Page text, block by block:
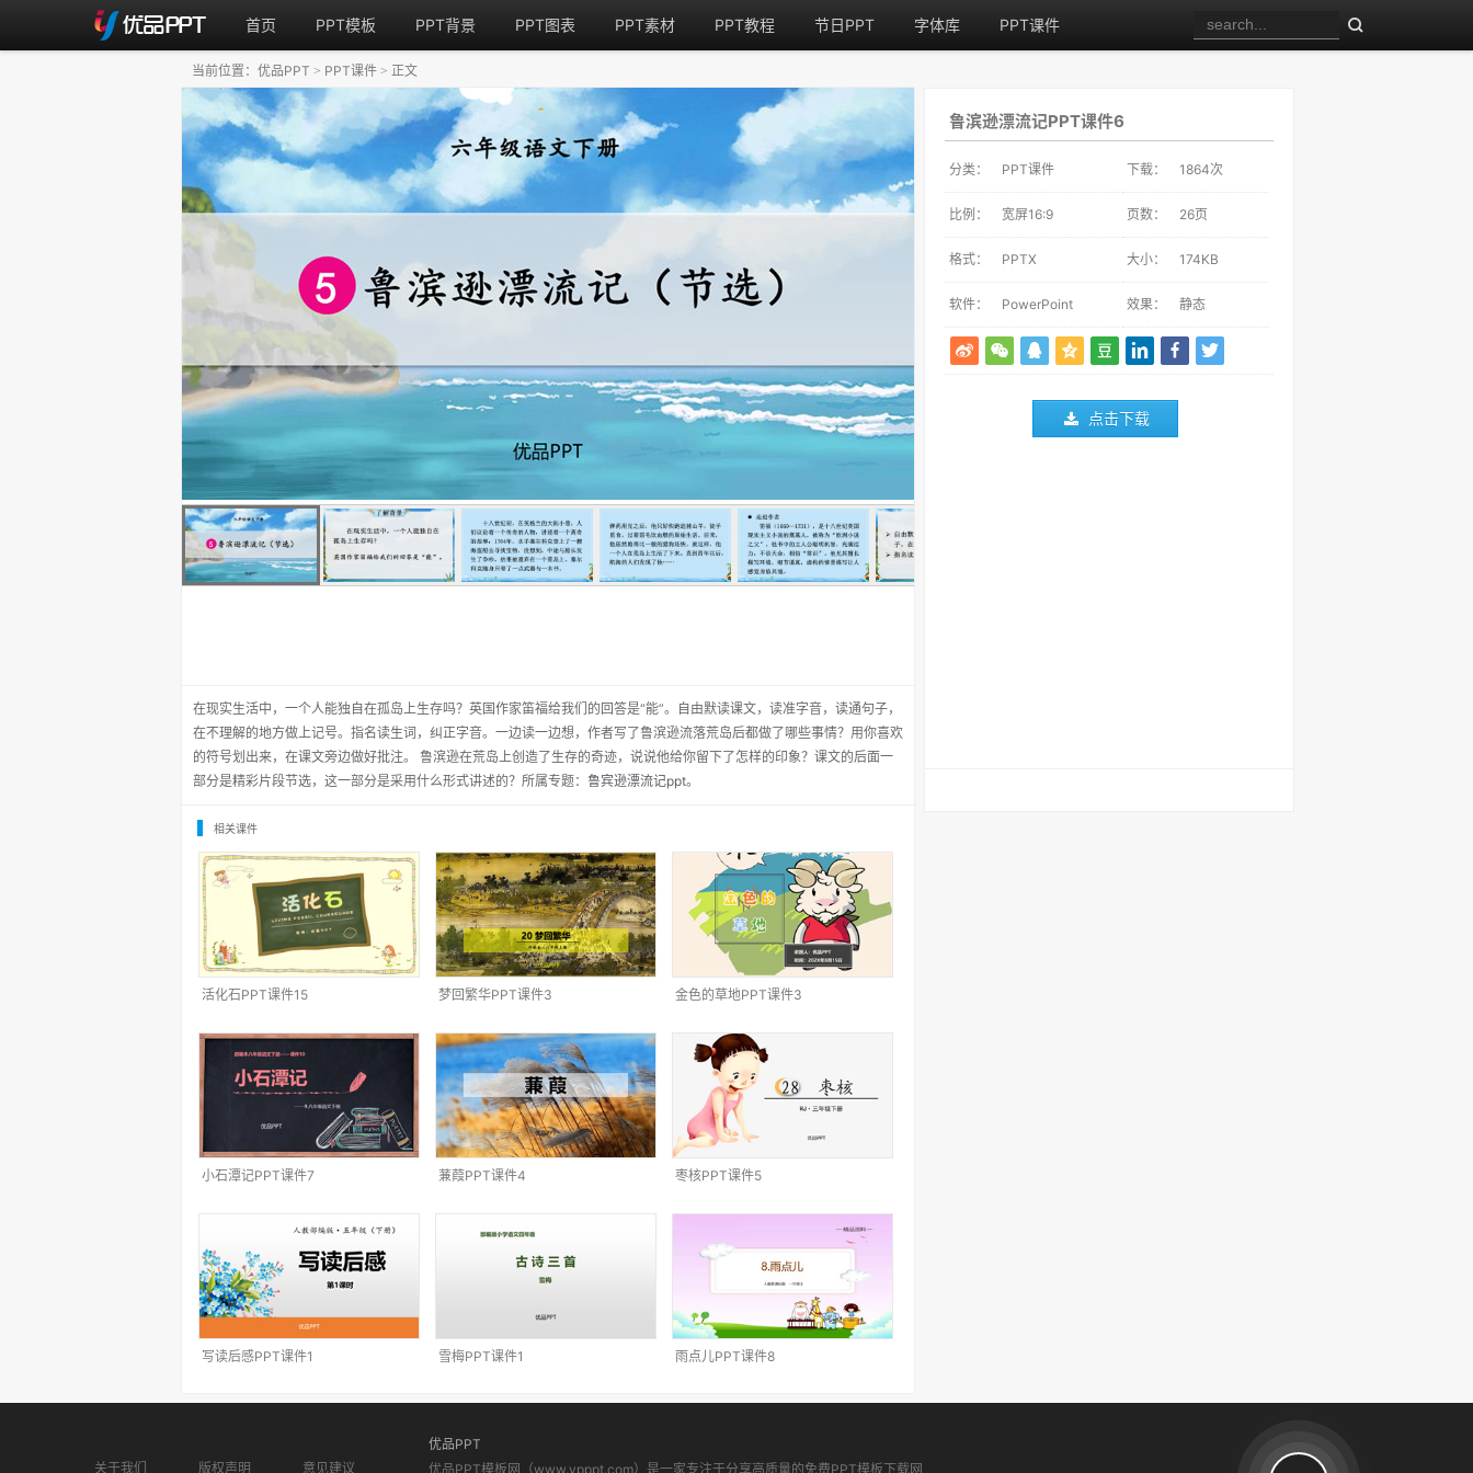
首页 PPT模板 PPT背景 PPT图表 PPT素材 PPT教程 节日PPT 字体库 PPT课件
鲁滨逊漂流记PPT课件6
分类： PPT课件 下载： 1864次
比例： 宽屏16:9 页数： 26页
格式： PPTX 大小： 174KB
软件： PowerPoint 效果： 静态
点击下载
在现实生活中，一个人能独自在孤岛上生存吗？英国作家笛福给我们的回答是“能”。自由默读课文，读准字音，读通句子，
在不理解的地方做上记号。指名读生词，纠正字音。一边读一边想，作者写了鲁滨逊流落荒岛后都做了哪些事情？用你喜欢
的符号划出来，在课文旁边做好批注。 鲁滨逊在荒岛上创造了生存的奇迹，说说他给你留下了怎样的印象？课文的后面一
部分是精彩片段节选，这一部分是采用什么形式讲述的？所属专题： 鲁宾逊漂流记ppt。
当前位置： 优品PPT > PPT课件 > 正文
相关课件
活化石PPT课件15 梦回繁华PPT课件3 金色的草地PPT课件3
小石潭记PPT课件7 蒹葭PPT课件4 枣核PPT课件5
写读后感PPT课件1 雪梅PPT课件1 雨点儿PPT课件8
关于我们 版权声明 意见建议
优品PPT
优品PPT模板网（www.ypppt.com）是一家专注于分享高质量的免费PPT模板下载网